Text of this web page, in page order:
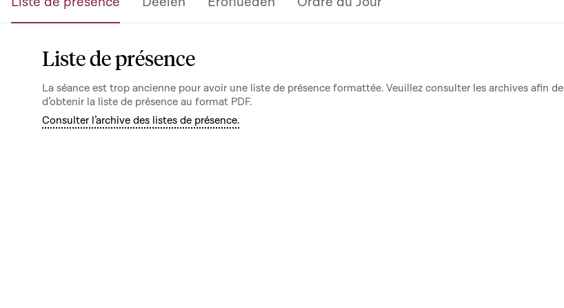
Liste de présence
La séance est trop ancienne pour avoir une liste de présence formattée. Veuillez consulter les archives afin de
d’obtenir la liste de présence au format PDF.
Consulter l’archive des listes de présence.